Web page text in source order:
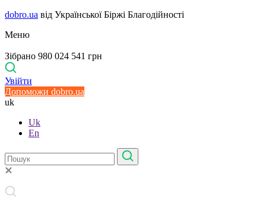
dobro.ua від Української Біржі Благодійності
Меню
Зібрано 980 024 541 грн
Увійти
Допоможи dobro.ua
uk
Uk
En